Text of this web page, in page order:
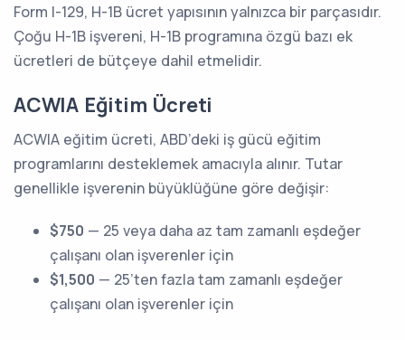
Form I-129, H-1B ücret yapısının yalnızca bir parçasıdır.
Çoğu H-1B işvereni, H-1B programına özgü bazı ek
ücretleri de bütçeye dahil etmelidir.
ACWIA Eğitim Ücreti
ACWIA eğitim ücreti, ABD’deki iş gücü eğitim
programlarını desteklemek amacıyla alınır. Tutar
genellikle işverenin büyüklüğüne göre değişir:
$750 — 25 veya daha az tam zamanlı eşdeğer
çalışanı olan işverenler için
$1,500 — 25’ten fazla tam zamanlı eşdeğer
çalışanı olan işverenler için